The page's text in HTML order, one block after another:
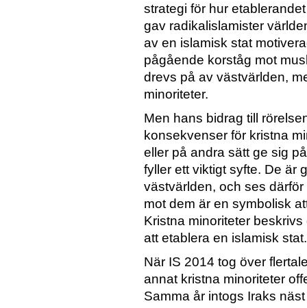
strategi för hur
gav radikalislamister
av en islamisk stat
pågående korståg mot
drevs på av västvärlden,
minoriteter.
Men hans bidrag till
konsekvenser för kristna
eller på andra sätt ge sig
fyller ett viktigt syfte. De är
västvärlden, och ses
mot dem är en symbolisk
Kristna minoriteter
att etablera en islamisk stat.
När IS 2014 tog över
annat kristna minoriteter
Samma år intogs Iraks